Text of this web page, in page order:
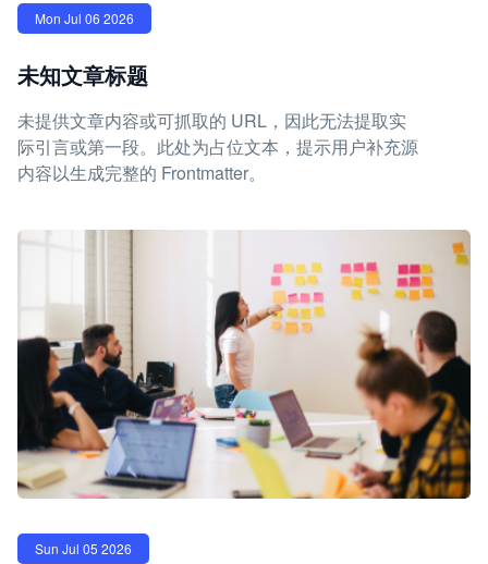
Mon Jul 06 2026
未知文章标题
未提供文章内容或可抓取的 URL，因此无法提取实
际引言或第一段。此处为占位文本，提示用户补充源
内容以生成完整的 Frontmatter。
Sun Jul 05 2026